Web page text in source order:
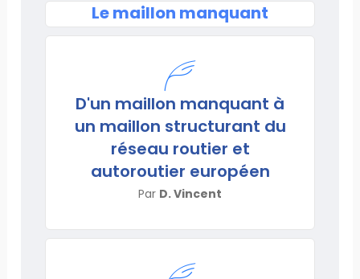
Le maillon manquant
D'un maillon manquant à
un maillon structurant du
réseau routier et
autoroutier européen
Par D. Vincent